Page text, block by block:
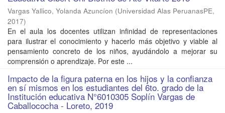
Vargas Yallico, Yolanda Azuncíon (Universidad Alas PeruanasPE,
2017)
En el aula los docentes utilizan infinidad de representaciones
para ilustrar el conocimiento y hacerlo más objetivo y viable al
pensamiento concreto de los niños, ayudándolo a mejorar su
comprensión o aprendizaje. Por este ...
Impacto de la figura paterna en los hijos y la confianza
en sí mismos en los estudiantes del 6to. grado de la
Institución educativa N°6010305 Soplín Vargas de
Caballococha - Loreto, 2019